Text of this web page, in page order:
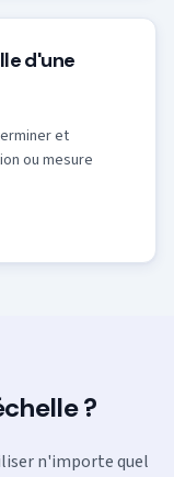
d'une
et
ou mesure
?
n'importe quel